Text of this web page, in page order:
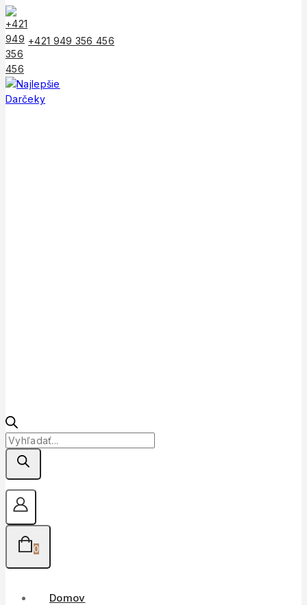
Skip
to
content+421 949 356 456
Products
search
0
Domov